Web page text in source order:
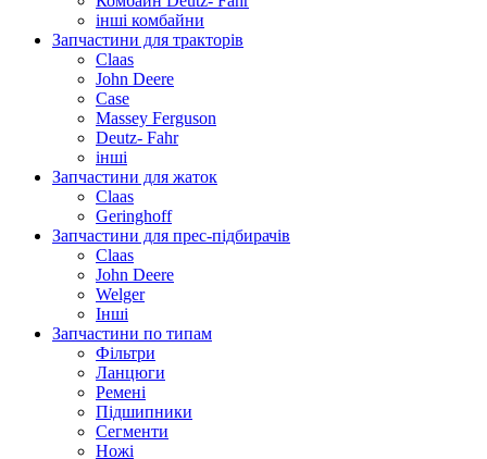
інші комбайни
Запчастини для тракторів
Claas
John Deere
Case
Massey Ferguson
Deutz- Fahr
інші
Запчастини для жаток
Claas
Geringhoff
Запчастини для прес-підбирачів
Claas
John Deere
Welger
Інші
Запчастини по типам
Фільтри
Ланцюги
Ремені
Підшипники
Сегменти
Ножі